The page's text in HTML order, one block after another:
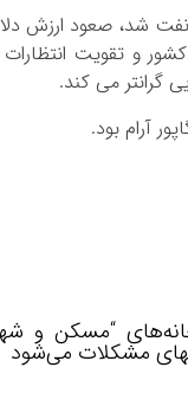
صعود ارزش دلار
و تقویت
گرانتر می کند.
آرام بود.
“مسکن و
مشکلات می‌شود